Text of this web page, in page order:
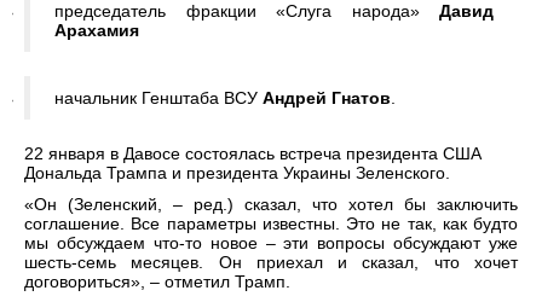
председатель фракции «Слуга народа» Давид
Арахамия
начальник Генштаба ВСУ Андрей Гнатов.
22 января в Давосе состоялась встреча президента США
Дональда Трампа и президента Украины Зеленского.
«Он (Зеленский, – ред.) сказал, что хотел бы заключить
соглашение. Все параметры известны. Это не так, как будто
мы обсуждаем что-то новое – эти вопросы обсуждают уже
шесть-семь месяцев. Он приехал и сказал, что хочет
договориться», – отметил Трамп.